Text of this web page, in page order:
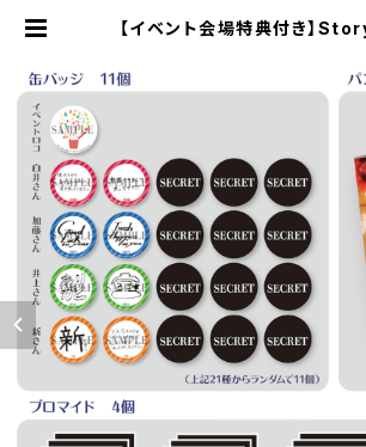
【イベント会場特典付き】